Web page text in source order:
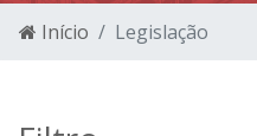
Início Legislação